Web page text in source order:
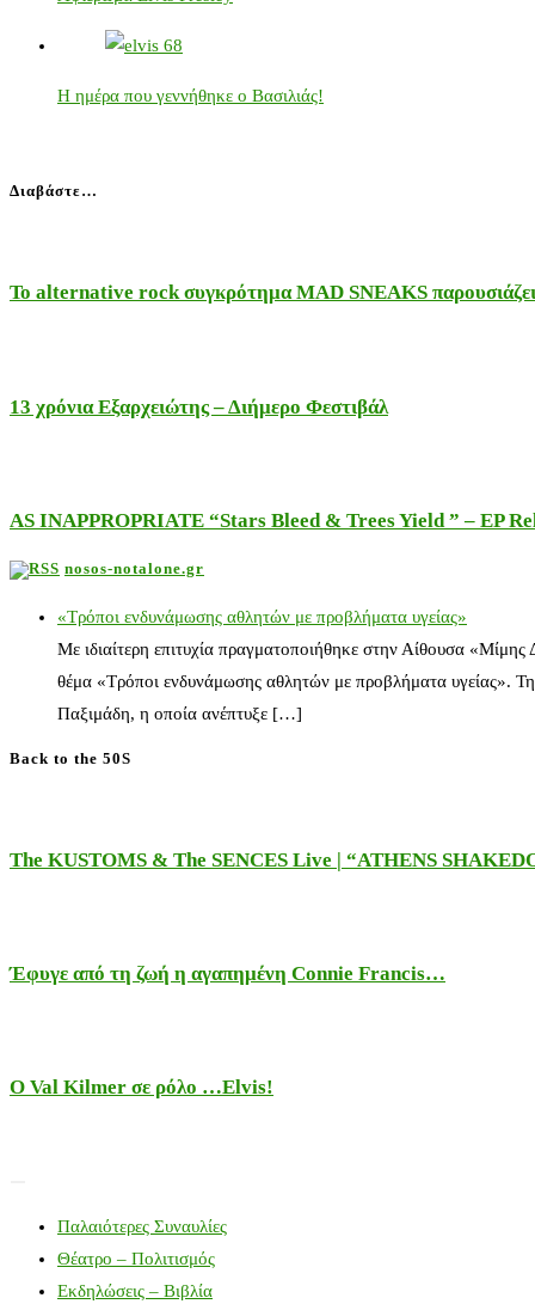
Η ημέρα που γεννήθηκε ο Βασιλιάς!
Διαβάστε…
Το alternative rock συγκρότημα MAD SNEAKS
13 χρόνια Εξαρχειώτης – Διήμερο Φεστιβάλ
AS INAPPROPRIATE “Stars Bleed & Trees Yield ” – EP
nosos-notalone.gr
«Τρόποι ενδυνάμωσης αθλητών με προβλήματα υγείας»
Με ιδιαίτερη επιτυχία πραγματοποιήθηκε στην Αίθουσα
θέμα «Τρόποι ενδυνάμωσης αθλητών με προβλήματα υγείας».
Παξιμάδη, η οποία ανέπτυξε […]
Back to the 50S
The KUSTOMS & The SENCES Live | “ATHENS
Έφυγε από τη ζωή η αγαπημένη Connie Francis…
Ο Val Kilmer σε ρόλο …Elvis!
Παλαιότερες Συναυλίες
Θέατρο – Πολιτισμός
Εκδηλώσεις – Βιβλία